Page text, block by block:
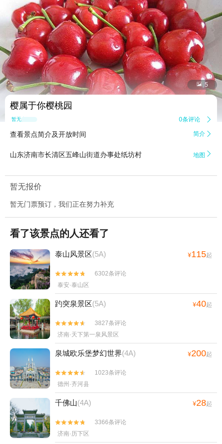
 5
樱属于你樱桃园
暂无点评 0条评论 
查看景点简介及开放时间 简介 
山东济南市长清区五峰山街道办事处纸坊村 地图 
暂无报价
暂无门票预订，我们正在努力补充
看了该景点的人还看了
泰山风景区(5A) ¥115起


6302条评论
泰安·泰山区
趵突泉景区(5A) ¥40起


3827条评论
济南·天下第一泉风景区
泉城欧乐堡梦幻世界(4A) ¥200起


1023条评论
德州·齐河县
千佛山(4A) ¥28起


3366条评论
济南·历下区
